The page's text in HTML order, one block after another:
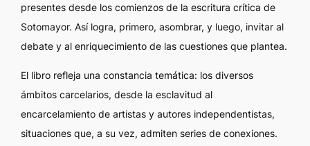
presentes desde los comienzos de la escritura crítica de
Sotomayor. Así logra, primero, asombrar, y luego, invitar al
debate y al enriquecimiento de las cuestiones que plantea.
El libro refleja una constancia temática: los diversos
ámbitos carcelarios, desde la esclavitud al
encarcelamiento de artistas y autores independentistas,
situaciones que, a su vez, admiten series de conexiones.